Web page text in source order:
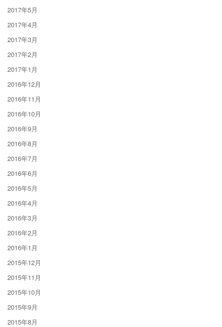
2017年5月
2017年4月
2017年3月
2017年2月
2017年1月
2016年12月
2016年11月
2016年10月
2016年9月
2016年8月
2016年7月
2016年6月
2016年5月
2016年4月
2016年3月
2016年2月
2016年1月
2015年12月
2015年11月
2015年10月
2015年9月
2015年8月